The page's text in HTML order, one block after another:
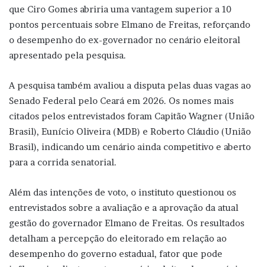
que Ciro Gomes abriria uma vantagem superior a 10
pontos percentuais sobre Elmano de Freitas, reforçando
o desempenho do ex-governador no cenário eleitoral
apresentado pela pesquisa.
A pesquisa também avaliou a disputa pelas duas vagas ao
Senado Federal pelo Ceará em 2026. Os nomes mais
citados pelos entrevistados foram Capitão Wagner (União
Brasil), Eunício Oliveira (MDB) e Roberto Cláudio (União
Brasil), indicando um cenário ainda competitivo e aberto
para a corrida senatorial.
Além das intenções de voto, o instituto questionou os
entrevistados sobre a avaliação e a aprovação da atual
gestão do governador Elmano de Freitas. Os resultados
detalham a percepção do eleitorado em relação ao
desempenho do governo estadual, fator que pode